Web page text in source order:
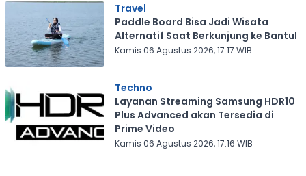
Travel
Paddle Board Bisa Jadi Wisata
Alternatif Saat Berkunjung ke Bantul
Kamis 06 Agustus 2026, 17:17 WIB
Techno
Layanan Streaming Samsung HDR10
Plus Advanced akan Tersedia di
Prime Video
Kamis 06 Agustus 2026, 17:16 WIB